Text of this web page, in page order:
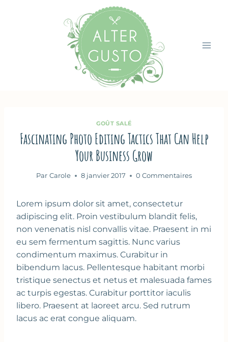
GOÛT SALÉ
Fascinating Photo Editing Tactics That Can Help
Your Business Grow
Par Carole 8 janvier 2017 0 Commentaires
Lorem ipsum dolor sit amet, consectetur
adipiscing elit. Proin vestibulum blandit felis,
non venenatis nisl convallis vitae. Praesent in mi
eu sem fermentum sagittis. Nunc varius
condimentum maximus. Curabitur in
bibendum lacus. Pellentesque habitant morbi
tristique senectus et netus et malesuada fames
ac turpis egestas. Curabitur porttitor iaculis
libero. Praesent at laoreet arcu. Sed rutrum
lacus ac erat congue aliquam.